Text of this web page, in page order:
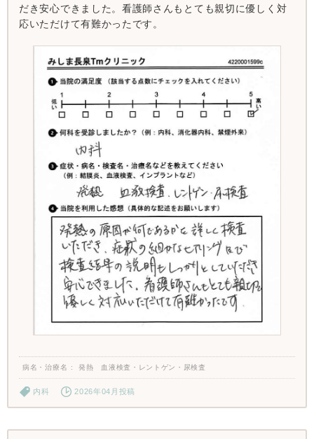
だき安心できました。看護師さんもとても親切に優しく対
応いただけて有難かったです。
病名・治療名 発熱 血液検査・レントゲン・尿検査
内科 2026年04月投稿